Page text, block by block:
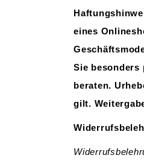
eines
Sie besonders
beraten.
gilt.